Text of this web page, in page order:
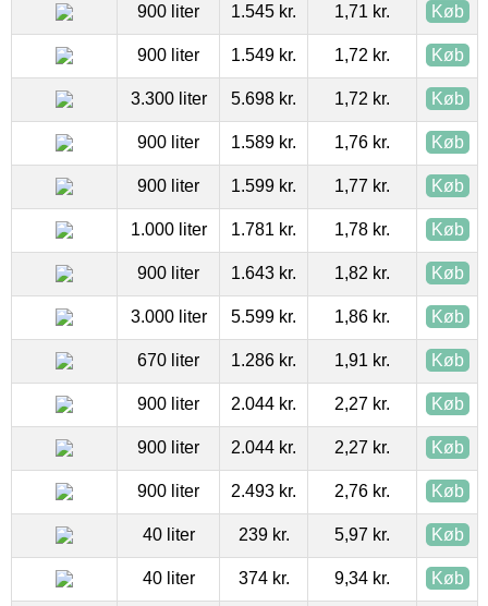
900 liter 1.545 kr. 1,71 kr. Køb
900 liter 1.549 kr. 1,72 kr. Køb
3.300 liter 5.698 kr. 1,72 kr. Køb
900 liter 1.589 kr. 1,76 kr. Køb
900 liter 1.599 kr. 1,77 kr. Køb
1.000 liter 1.781 kr. 1,78 kr. Køb
900 liter 1.643 kr. 1,82 kr. Køb
3.000 liter 5.599 kr. 1,86 kr. Køb
670 liter 1.286 kr. 1,91 kr. Køb
900 liter 2.044 kr. 2,27 kr. Køb
900 liter 2.044 kr. 2,27 kr. Køb
900 liter 2.493 kr. 2,76 kr. Køb
40 liter 239 kr. 5,97 kr. Køb
40 liter 374 kr. 9,34 kr. Køb